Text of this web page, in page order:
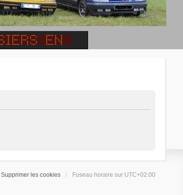
Supprimer les cookies Fuseau horaire sur UTC+02:00